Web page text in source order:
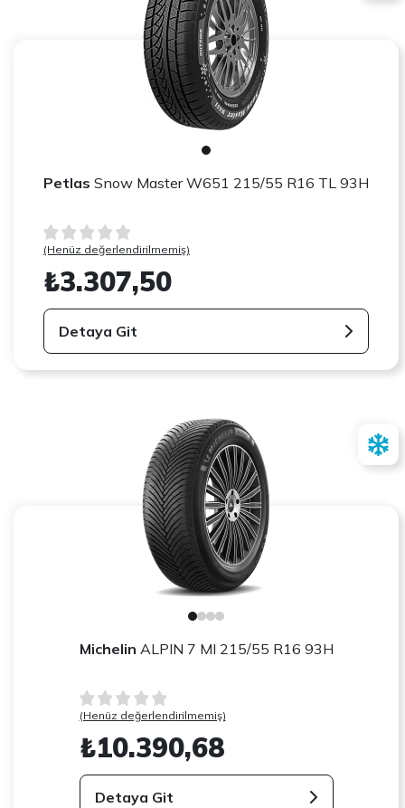
Petlas Snow Master W651 215/55 R16 TL 93H
(Henüz değerlendirilmemiş)
₺3.307,50
Detaya Git
Michelin ALPIN 7 MI 215/55 R16 93H
(Henüz değerlendirilmemiş)
₺10.390,68
Detaya Git